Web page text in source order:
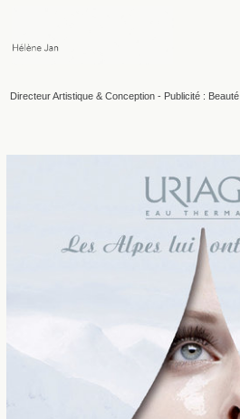
Directeur Artistique & Conception - Publicité :